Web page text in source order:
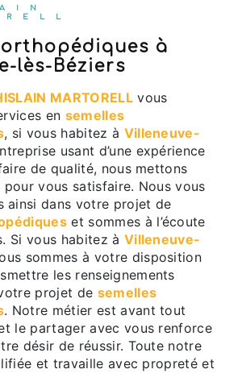
lès-Béziers
MARTORELLvous
en semelles
, si vous habitez à Villeneuve-
usant d’une expérience
de qualité, nous mettons
vous satisfaire. Nous vous
ainsi dans votre projet de
et sommes à l’écoute
Si vous habitez à Villeneuve-
sommes à votre disposition
les renseignements
projet de semelles
. Notre métier est avant tout
le partager avec vous renforce
désir de réussir. Toute notre
et travaille avec propreté et